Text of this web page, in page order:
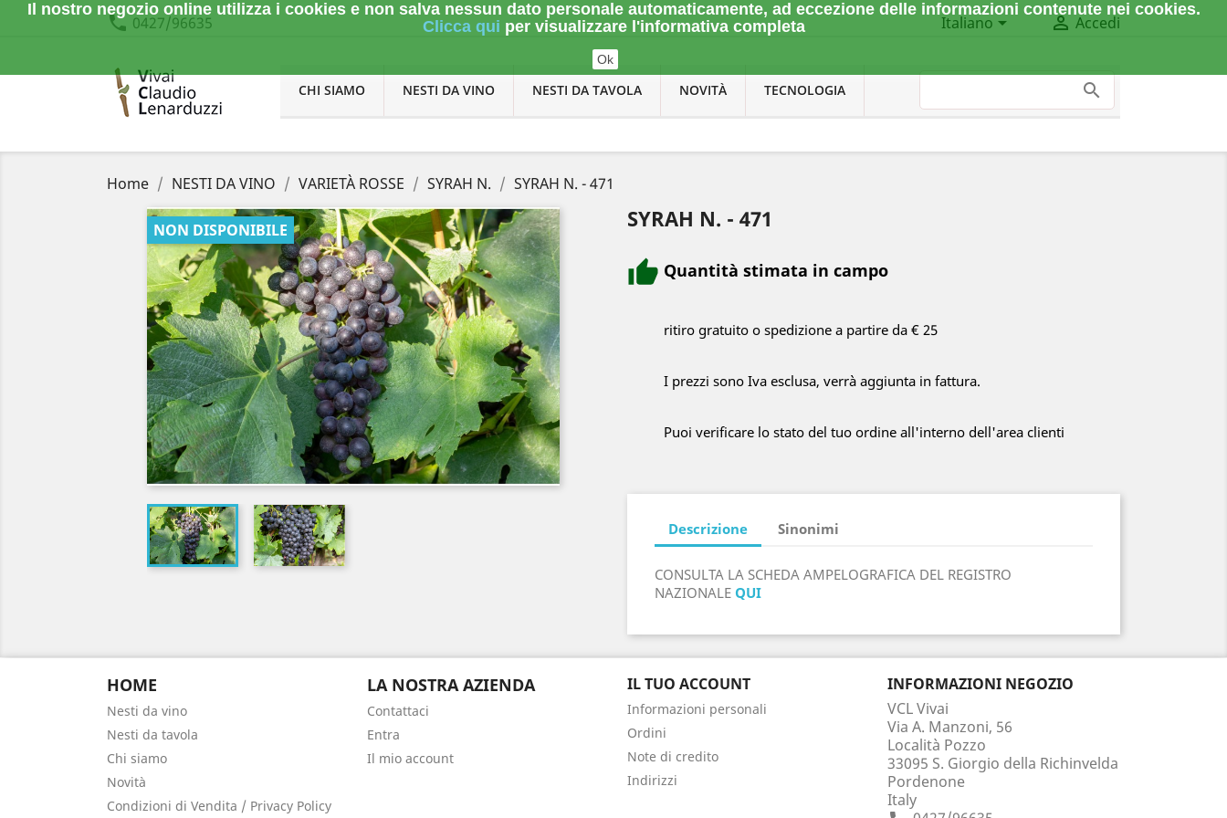
Il nostro negozio online utilizza i cookies e non salva nessun dato personale automaticamente, ad eccezione delle informazioni contenute nei cookies.
Clicca qui per visualizzare l'informativa completa
Ok
phone 0427/96635 Italiano  Accedi
CHI SIAMO NESTI DA VINO NESTI DA TAVOLA NOVITÀ TECNOLOGIA
Home NESTI DA VINO VARIETÀ ROSSE SYRAH N. SYRAH N. - 471
NON DISPONIBILE SYRAH N. - 471
Quantità stimata in campo
ritiro gratuito o spedizione a partire da € 25
I prezzi sono Iva esclusa, verrà aggiunta in fattura.
Puoi verificare lo stato del tuo ordine all'interno dell'area clienti
Descrizione Sinonimi
CONSULTA LA SCHEDA AMPELOGRAFICA DEL REGISTRO
NAZIONALE QUI
HOME
Nesti da vino
Nesti da tavola
Chi siamo
Novità
Condizioni di Vendita / Privacy Policy
LA NOSTRA AZIENDA
Contattaci
Entra
Il mio account
IL TUO ACCOUNT
Informazioni personali
Ordini
Note di credito
Indirizzi
INFORMAZIONI NEGOZIO
VCL Vivai
Via A. Manzoni, 56
Località Pozzo
33095 S. Giorgio della Richinvelda
Pordenone
Italy